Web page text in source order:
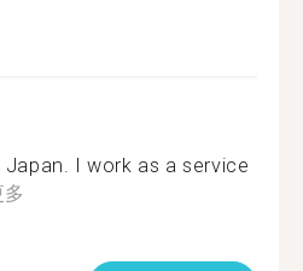
I work as a service